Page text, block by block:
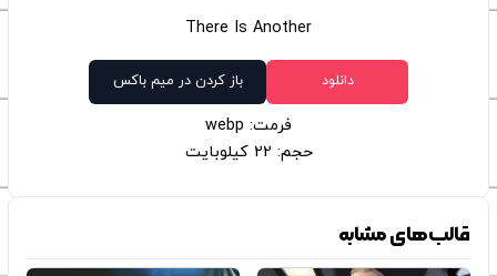
There Is Another
دانلود باز کردن در میم باکس
فرمت: webp
حجم: 22 کیلوبایت
قالب‌های مشابه